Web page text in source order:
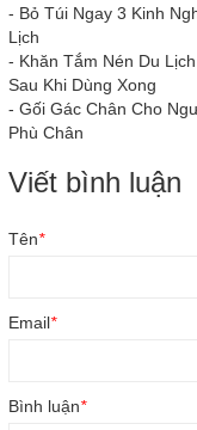
- Bỏ Túi Ngay 3 Kinh
Lịch
- Khăn Tắm Nén Du
Sau Khi Dùng Xong
- Gối Gác Chân Cho
Phù Chân
Viết bình luận
Tên*
Email*
Bình luận*